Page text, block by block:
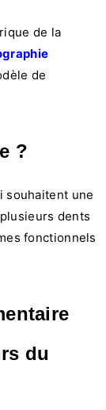
de la
de
?
souhaitent une
dents
fonctionnels
du